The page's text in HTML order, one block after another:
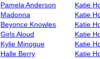
Pamela Anderson
Madonna
Beyonce Knowles
Girls Aloud
Kylie Minogue
Halle Berry
Katie
Katie
Katie
Katie
Katie
Katie